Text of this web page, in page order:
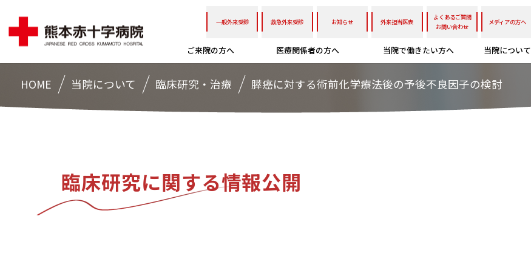
一般外来受診 救急外来受診 お知らせ 外来担当医表
よくあるご質問
お問い合わせ
メディアの方へ
ご来院の方へ 医療関係者の方へ 当院で働きたい方へ 当院について
HOME 当院について 臨床研究・治療 膵癌に対する術前化学療法後の予後不良因子の検討
臨床研究に関する情報公開